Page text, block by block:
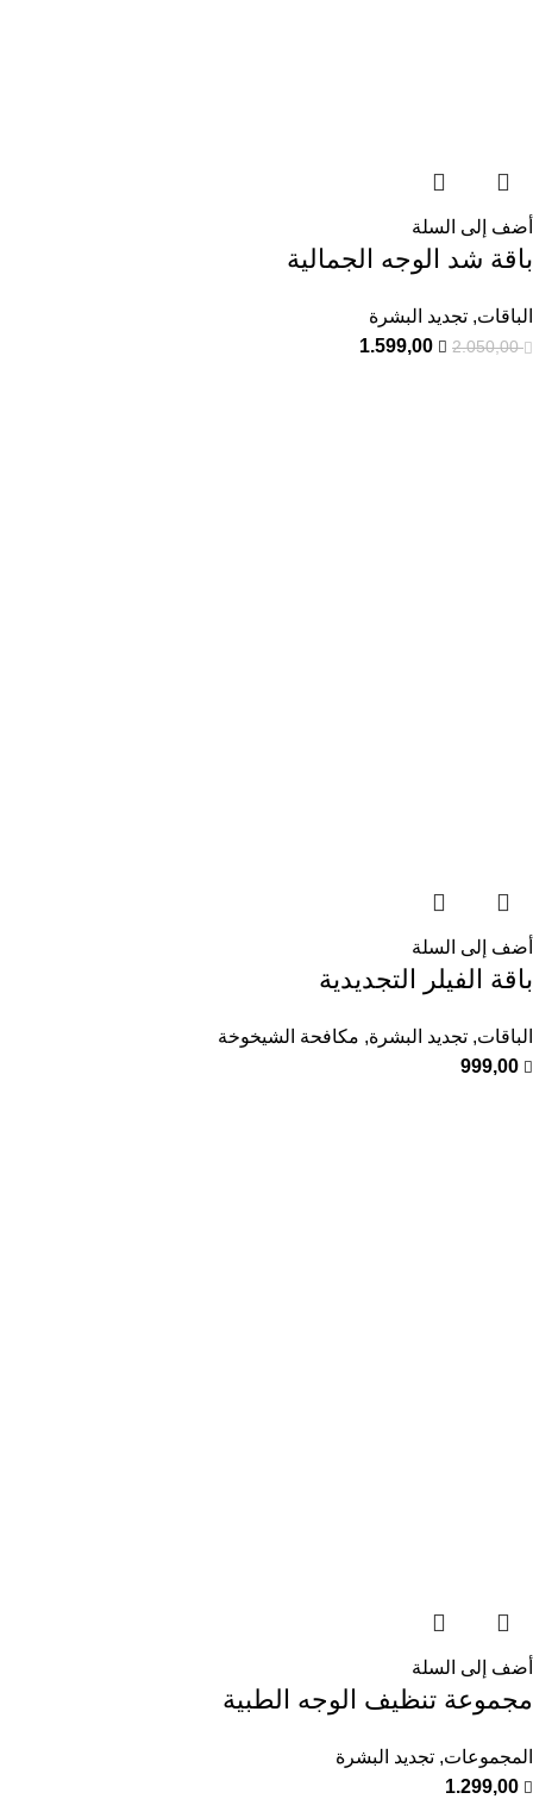
أضف إلى السلة
باقة شد الوجه الجمالية
الباقات, تجديد البشرة
2.050,00
1.599,00
أضف إلى السلة
باقة الفيلر التجديدية
الباقات, تجديد البشرة, مكافحة الشيخوخة
999,00
أضف إلى السلة
مجموعة تنظيف الوجه الطبية
المجموعات, تجديد البشرة
1.299,00